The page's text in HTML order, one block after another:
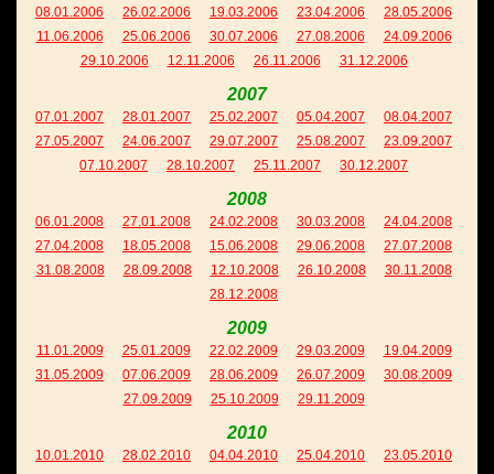
08.01.2006 26.02.2006 19.03.2006 23.04.2006
28.05.2006
11.06.2006
25.06.2006 30.07.2006 27.08.2006
24.09.2006
29.10.2006
12.11.2006 26.11.2006 31.12.2006
2007
07.01.2007 28.01.2007 25.02.2007 05.04.2007
08.04.2007
27.05.2007
24.06.2007 29.07.2007 25.08.2007
23.09.2007
07.10.2007
28.10.2007 25.11.2007 30.12.2007
2008
06.01.2008 27.01.2008 24.02.2008 30.03.2008
24.04.2008
27.04.2008
18.05.2008 15.06.2008 29.06.2008
27.07.2008
31.08.2008
28.09.2008 12.10.2008 26.10.2008
30.11.2008
28.12.2008
2009
11.01.2009 25.01.2009 22.02.2009 29.03.2009
19.04.2009
31.05.2009
07.06.2009 28.06.2009 26.07.2009
30.08.2009
27.09.2009
25.10.2009 29.11.2009
2010
10.01.2010 28.02.2010 04.04.2010 25.04.2010
23.05.2010